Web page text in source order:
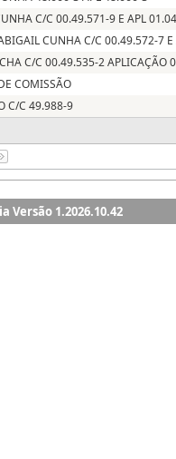
Versão 1.2026.10.42